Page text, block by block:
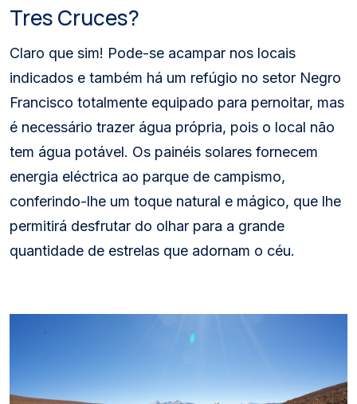
Tres Cruces?
Claro que sim! Pode-se acampar nos locais
indicados e também há um refúgio no setor Negro
Francisco totalmente equipado para pernoitar, mas
é necessário trazer água própria, pois o local não
tem água potável. Os painéis solares fornecem
energia eléctrica ao parque de campismo,
conferindo-lhe um toque natural e mágico, que lhe
permitirá desfrutar do olhar para a grande
quantidade de estrelas que adornam o céu.